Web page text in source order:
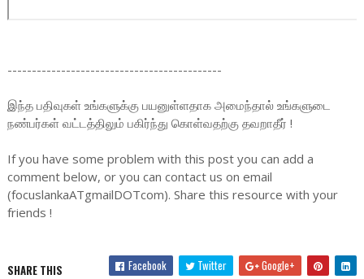
--------------------------------------------
இந்த பதிவுகள் உங்களுக்கு பயனுள்ளதாக அமைந்தால் உங்களுடை
நண்பர்கள் வட்டத்திலும் பகிர்ந்து கொள்வதற்கு தவறாதீர் !
If you have some problem with this post you can add a
comment below, or you can contact us on email
(focuslankaATgmailDOTcom). Share this resource with your
friends !
SHARE THIS Facebook Twitter Google+